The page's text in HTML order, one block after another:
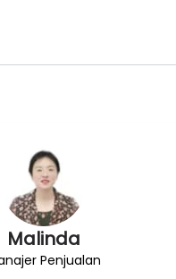
Malinda
Penjualan